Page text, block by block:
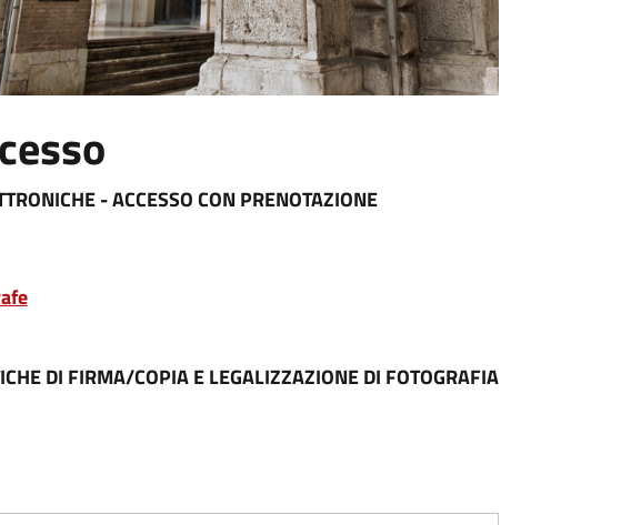
- ACCESSO CON PRENOTAZIONE
DI FIRMA/COPIA E LEGALIZZAZIONE DI FOTOGRAFIA